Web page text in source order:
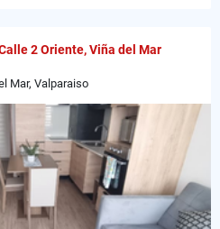
2 Oriente, Viña del Mar
Mar, Valparaiso